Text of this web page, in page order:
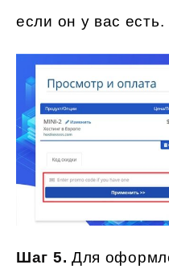
если он у вас
Шаг 5. Для